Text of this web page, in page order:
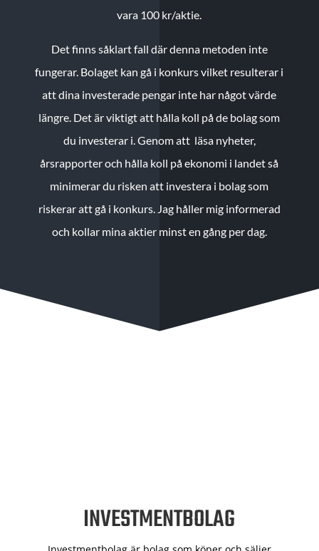
vara 100 kr/aktie.
Det finns såklart fall där denna metoden inte
fungerar. Bolaget kan gå i konkurs vilket resulterar i
att dina investerade pengar inte har något värde
längre. Det är viktigt att hålla koll på de bolag som
du investerar i. Genom att läsa nyheter,
årsrapporter och hålla koll på ekonomi i landet så
minimerar du risken att investera i bolag som
riskerar att gå i konkurs. Jag håller mig informerad
och kollar mina aktier minst en gång per dag.
INVESTMENTBOLAG